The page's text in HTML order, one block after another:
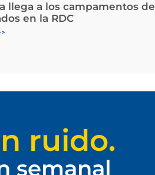
llega a los campamentos de
en la RDC
ruido.
semanal